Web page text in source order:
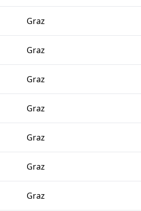
Graz
Graz
Graz
Graz
Graz
Graz
Graz